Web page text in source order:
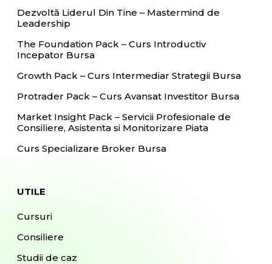
Dezvoltă Liderul Din Tine – Mastermind de
Leadership
The Foundation Pack – Curs Introductiv
Incepator Bursa
Growth Pack – Curs Intermediar Strategii Bursa
Protrader Pack – Curs Avansat Investitor Bursa
Market Insight Pack – Servicii Profesionale de
Consiliere, Asistenta si Monitorizare Piata
Curs Specializare Broker Bursa
UTILE
Cursuri
Consiliere
Studii de caz